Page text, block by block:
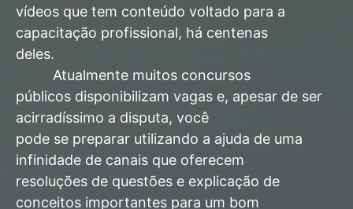
vídeos que tem conteúdo voltado para a
capacitação profissional, há centenas
deles.
Atualmente muitos concursos
públicos disponibilizam vagas e, apesar de ser
acirradíssimo a disputa, você
pode se preparar utilizando a ajuda de uma
infinidade de canais que oferecem
resoluções de questões e explicação de
conceitos importantes para um bom